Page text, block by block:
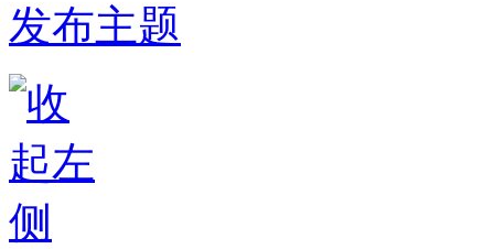
发布主题